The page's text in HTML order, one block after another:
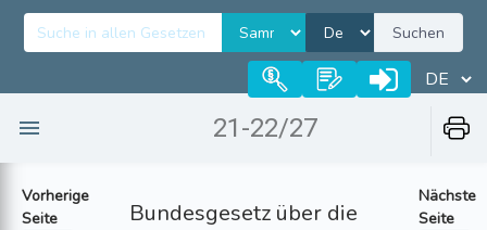
Suchen
21-22/27
Vorherige
Seite
Bundesgesetz über die
Nächste
Seite